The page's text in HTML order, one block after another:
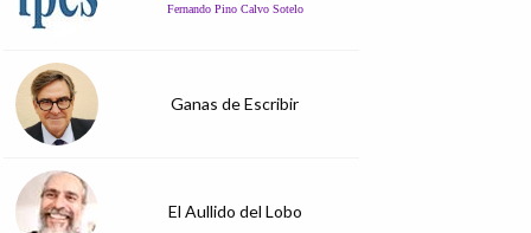
Fernando Pino Calvo Sotelo
Ganas de Escribir
El Aullido del Lobo